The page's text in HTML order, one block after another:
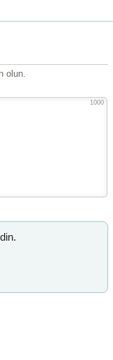
olun.
1000